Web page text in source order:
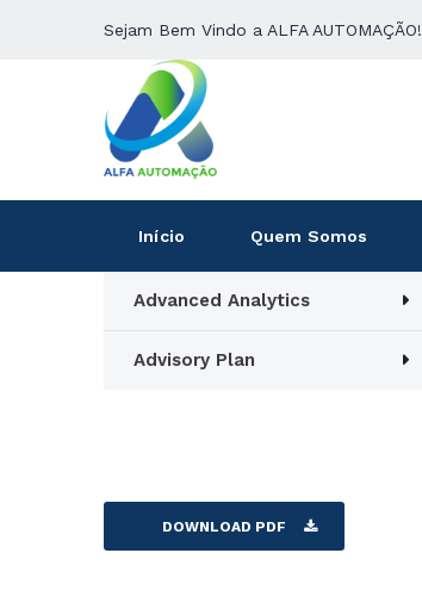
Sejam Bem Vindo a ALFA AUTOMAÇÃO!
Início Quem Somos
Advanced Analytics
Advisory Plan
DOWNLOAD PDF